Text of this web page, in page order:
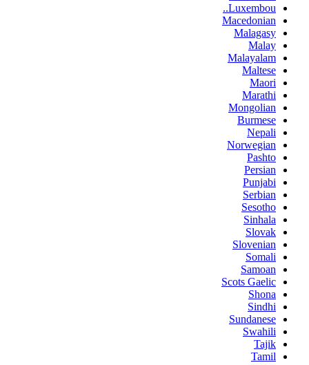
Luxembou..
Macedonian
Malagasy
Malay
Malayalam
Maltese
Maori
Marathi
Mongolian
Burmese
Nepali
Norwegian
Pashto
Persian
Punjabi
Serbian
Sesotho
Sinhala
Slovak
Slovenian
Somali
Samoan
Scots Gaelic
Shona
Sindhi
Sundanese
Swahili
Tajik
Tamil